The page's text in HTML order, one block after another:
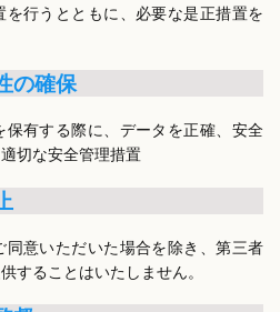
行うとともに、必要な是正措置を
の確保
有する際に、データを正確、安全
切な安全管理措置
意いただいた場合を除き、第三者
することはいたしません。